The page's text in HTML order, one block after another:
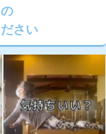
さい